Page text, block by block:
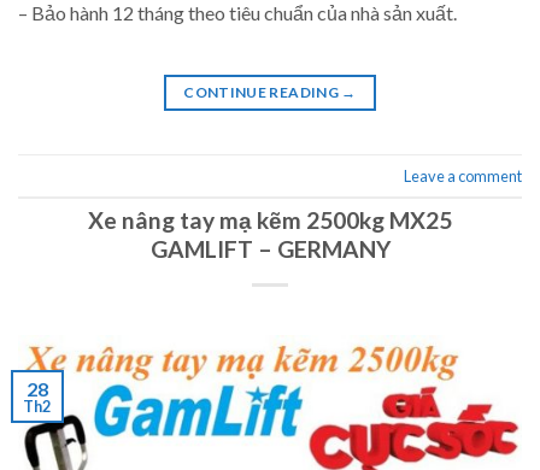
– Bảo hành 12 tháng theo tiêu chuẩn của nhà sản xuất.
CONTINUE READING →
Leave a comment
Xe nâng tay mạ kẽm 2500kg MX25
GAMLIFT – GERMANY
28
Th2